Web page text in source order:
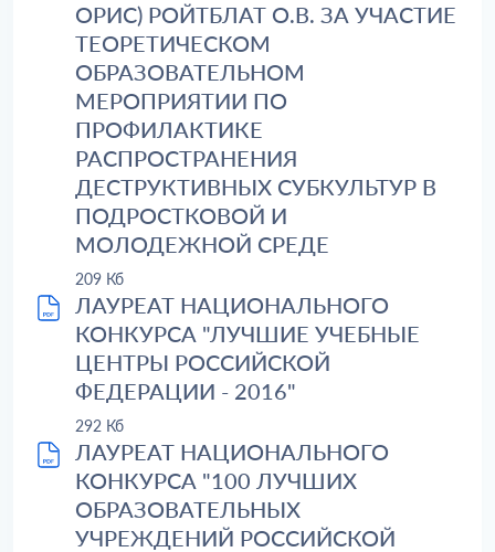
ОРИС) РОЙТБЛАТ О.В. ЗА УЧАСТИЕ
ТЕОРЕТИЧЕСКОМ
ОБРАЗОВАТЕЛЬНОМ
МЕРОПРИЯТИИ ПО
ПРОФИЛАКТИКЕ
РАСПРОСТРАНЕНИЯ
ДЕСТРУКТИВНЫХ СУБКУЛЬТУР В
ПОДРОСТКОВОЙ И
МОЛОДЕЖНОЙ СРЕДЕ
209 Кб
ЛАУРЕАТ НАЦИОНАЛЬНОГО
КОНКУРСА "ЛУЧШИЕ УЧЕБНЫЕ
ЦЕНТРЫ РОССИЙСКОЙ
ФЕДЕРАЦИИ - 2016"
292 Кб
ЛАУРЕАТ НАЦИОНАЛЬНОГО
КОНКУРСА "100 ЛУЧШИХ
ОБРАЗОВАТЕЛЬНЫХ
УЧРЕЖДЕНИЙ РОССИЙСКОЙ